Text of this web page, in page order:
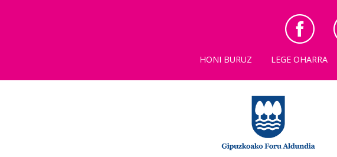
HONI BURUZ LEGE OHARRA